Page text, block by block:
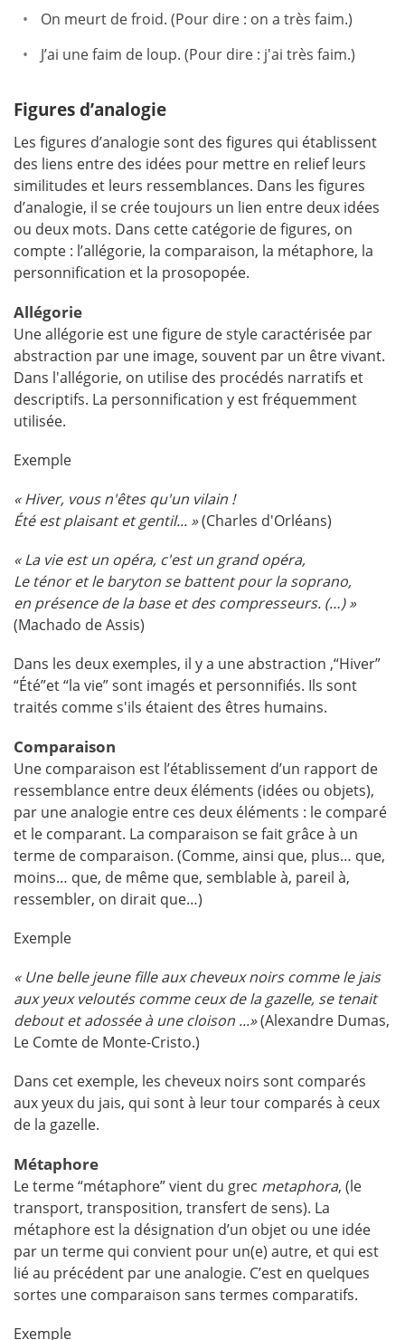
On meurt de froid. (Pour dire : on a très faim.)
J’ai une faim de loup. (Pour dire : j'ai très faim.)
Figures d’analogie
Les figures d’analogie sont des figures qui établissent
des liens entre des idées pour mettre en relief leurs
similitudes et leurs ressemblances. Dans les figures
d’analogie, il se crée toujours un lien entre deux idées
ou deux mots. Dans cette catégorie de figures, on
compte : l’allégorie, la comparaison, la métaphore, la
personnification et la prosopopée.
Allégorie
Une allégorie est une figure de style caractérisée par
abstraction par une image, souvent par un être vivant.
Dans l'allégorie, on utilise des procédés narratifs et
descriptifs. La personnification y est fréquemment
utilisée.
Exemple
« Hiver, vous n'êtes qu'un vilain !
Été est plaisant et gentil... »(Charles d'Orléans)
« La vie est un opéra, c'est un grand opéra,
Le ténor et le baryton se battent pour la soprano,
en présence de la base et des compresseurs. (…) »
(Machado de Assis)
Dans les deux exemples, il y a une abstraction ,“Hiver”
“Été”et “la vie” sont imagés et personnifiés. Ils sont
traités comme s'ils étaient des êtres humains.
Comparaison
Une comparaison est l’établissement d’un rapport de
ressemblance entre deux éléments (idées ou objets),
par une analogie entre ces deux éléments : le comparé
et le comparant. La comparaison se fait grâce à un
terme de comparaison. (Comme, ainsi que, plus… que,
moins… que, de même que, semblable à, pareil à,
ressembler, on dirait que…)
Exemple
« Une belle jeune fille aux cheveux noirs comme le jais
aux yeux veloutés comme ceux de la gazelle, se tenait
debout et adossée à une cloison ...»(Alexandre Dumas,
Le Comte de Monte-Cristo.)
Dans cet exemple, les cheveux noirs sont comparés
aux yeux du jais, qui sont à leur tour comparés à ceux
de la gazelle.
Métaphore
Le terme “métaphore” vient du grec metaphora, (le
transport, transposition, transfert de sens). La
métaphore est la désignation d’un objet ou une idée
par un terme qui convient pour un(e) autre, et qui est
lié au précédent par une analogie. C’est en quelques
sortes une comparaison sans termes comparatifs.
Exemple